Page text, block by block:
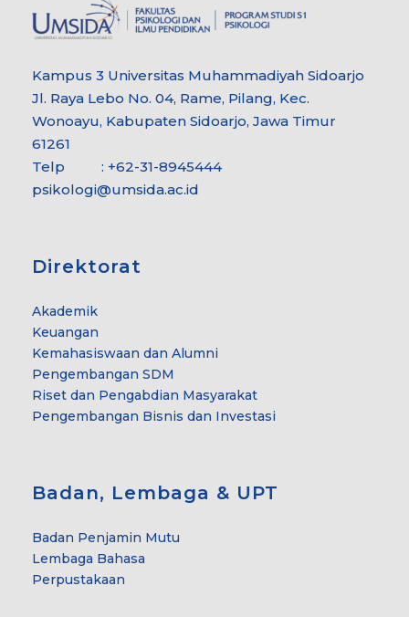
Kampus 3 Universitas Muhammadiyah Sidoarjo
Jl. Raya Lebo No. 04, Rame, Pilang, Kec.
Wonoayu, Kabupaten Sidoarjo, Jawa Timur
61261
Telp : +62-31-8945444
psikologi@umsida.ac.id
Direktorat
Akademik
Keuangan
Kemahasiswaan dan Alumni
Pengembangan SDM
Riset dan Pengabdian Masyarakat
Pengembangan Bisnis dan Investasi
Badan, Lembaga & UPT
Badan Penjamin Mutu
Lembaga Bahasa
Perpustakaan